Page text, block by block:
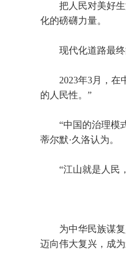
把人民对美好生
化的磅礴力量。
现代化道路最终
2023年3月，在中
的人民性。”
“中国的治理模式
蒂尔默·久洛认为。
“江山就是人民，
为中华民族谋复
迈向伟大复兴，成